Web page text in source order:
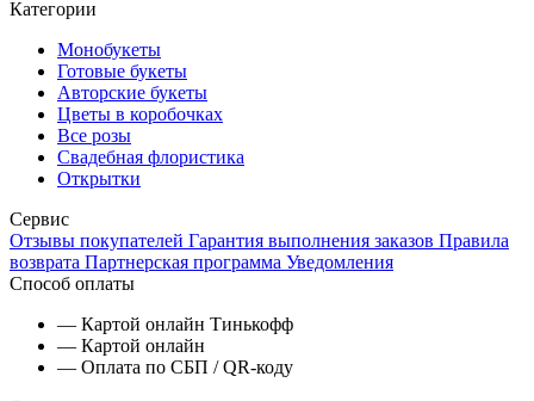
Категории
Монобукеты
Готовые букеты
Авторские букеты
Цветы в коробочках
Все розы
Свадебная флористика
Открытки
Сервис
Отзывы покупателей Гарантия выполнения заказов Правила
возврата Партнерская программа Уведомления
Способ оплаты
— Картой онлайн Тинькофф
— Картой онлайн
— Оплата по СБП / QR-коду